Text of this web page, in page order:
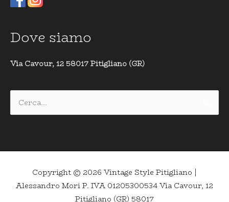
Dove siamo
Via Cavour, 12 58017 Pitigliano (GR)
Cerca:
Copyright © 2026 Vintage Style Pitigliano |
Alessandro Mori P. IVA 01205300534 Via Cavour, 12
Pitigliano (GR) 58017